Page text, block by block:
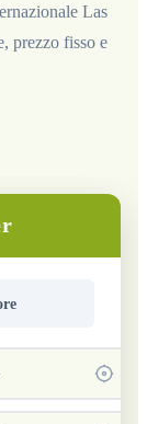
Las
prezzo fisso e